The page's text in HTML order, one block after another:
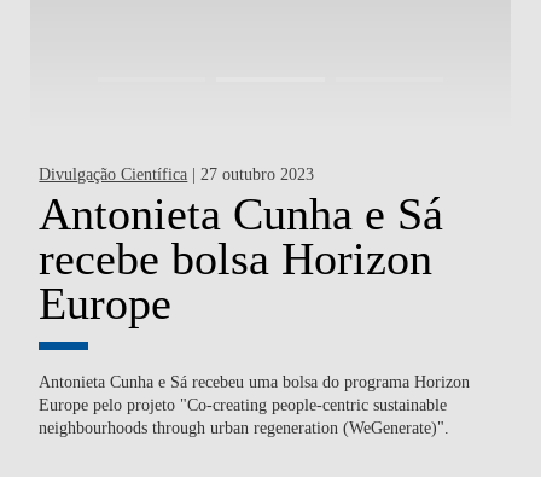
Divulgação Científica | 27 outubro 2023
Antonieta Cunha e Sá
recebe bolsa Horizon
Europe
Antonieta Cunha e Sá recebeu uma bolsa do programa Horizon
Europe pelo projeto "Co-creating people-centric sustainable
neighbourhoods through urban regeneration (WeGenerate)".